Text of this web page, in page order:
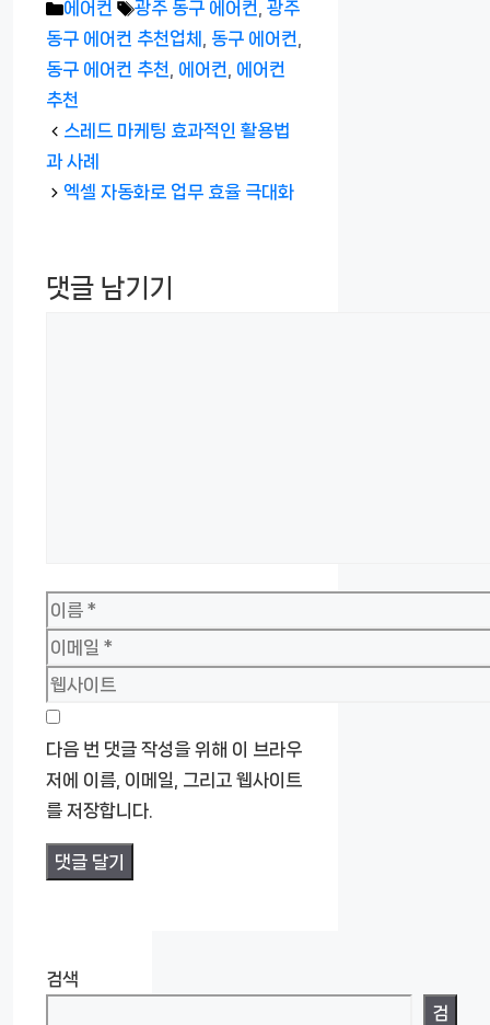
카
테
고
리
에어컨
태
그
광주 동구 에어컨 광주
동구 에어컨 추천업체
동구 에어컨
동구 에어컨 추천
에어컨
에어컨
추천
스레드 마케팅 효과적인 활용법
과 사례
엑셀 자동화로 업무 효율 극대화
댓글 남기기
이
름
이
메
일
웹
사
이
트
다음 번 댓글 작성을 위해 이 브라우
저에 이름, 이메일, 그리고 웹사이트
를 저장합니다.
검색
검